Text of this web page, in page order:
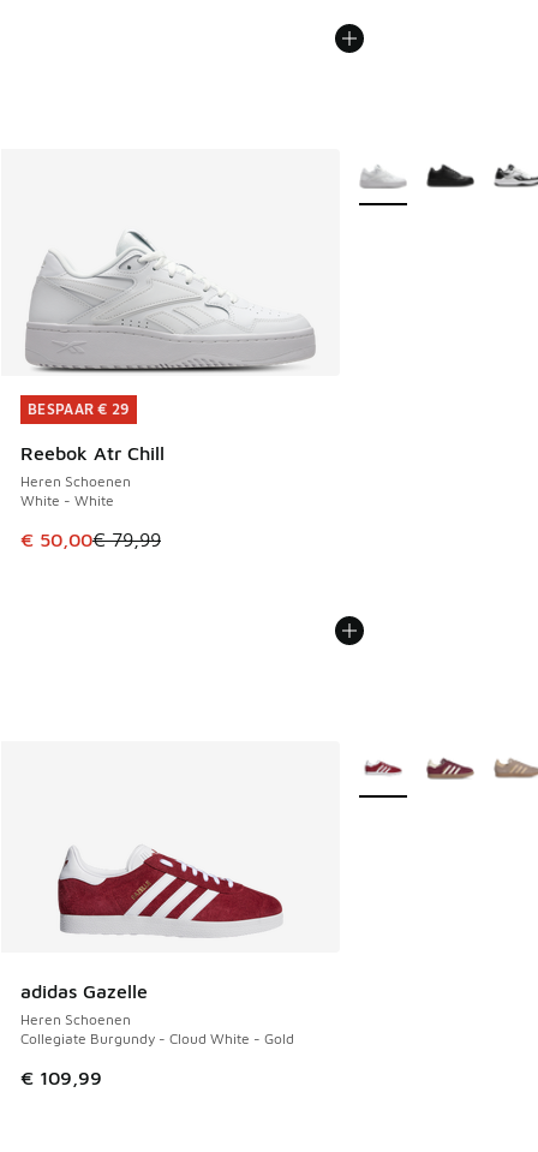
BESPAAR € 29
Reebok Atr Chill
Heren Schoenen
White - White
Dit artikel is in de uitverkoop. Dit artikel is in de
€ 50,00€ 79,99
BESPAAR € 29
Meer kleuren
adidas Gazelle
Heren Schoenen
Collegiate Burgundy - Cloud White - Gold
€ 109,99
Meer kleuren